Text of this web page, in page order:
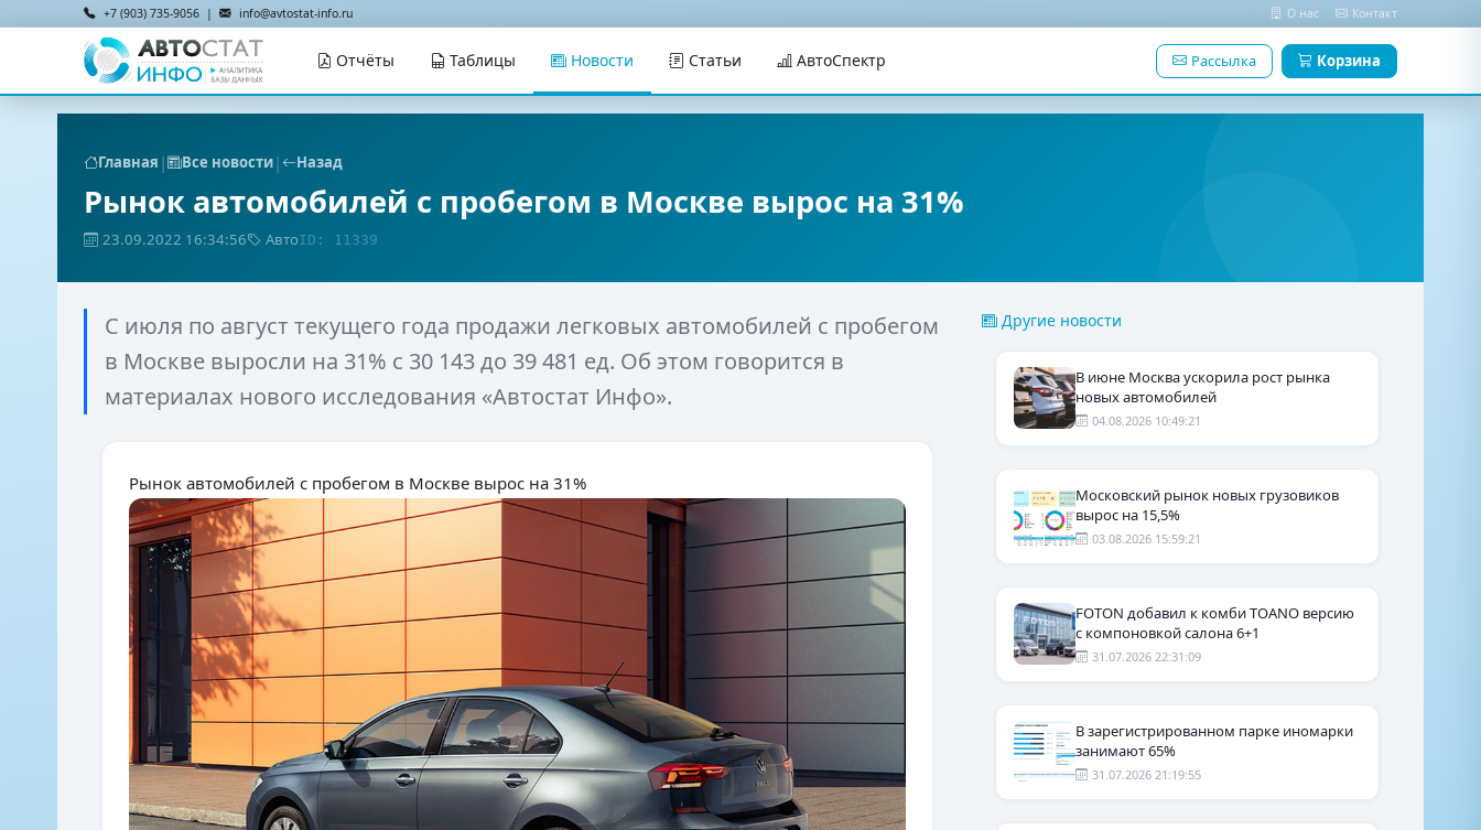
+7 (903) 735-9056 | info@avtostat-info.ru О нас Контакт
Отчёты Таблицы Новости Статьи АвтоСпектр Рассылка Корзина
Главная | Все новости| Назад
Рынок автомобилей с пробегом в Москве вырос на 31%
23.09.2022 16:34:56 АвтоID: 11339
С июля по август текущего года продажи легковых автомобилей с пробегом
в Москве выросли на 31% с 30 143 до 39 481 ед. Об этом говорится в
материалах нового исследования «Автостат Инфо».
Рынок автомобилей с пробегом в Москве вырос на 31%
Другие новости
В июне Москва ускорила рост рынка
новых автомобилей
04.08.2026 10:49:21
Московский рынок новых грузовиков
вырос на 15,5%
03.08.2026 15:59:21
FOTON добавил к комби TOANO версию
с компоновкой салона 6+1
31.07.2026 22:31:09
В зарегистрированном парке иномарки
занимают 65%
31.07.2026 21:19:55